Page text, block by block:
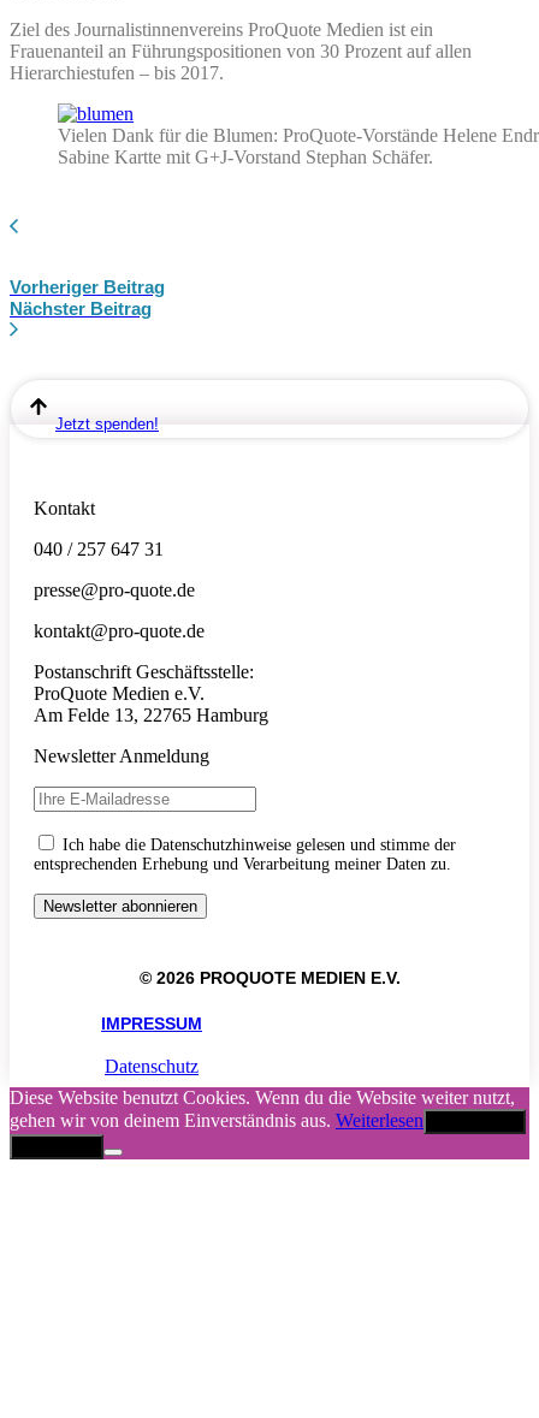
Ziel des Journalistinnenvereins ProQuote Medien ist ein
Frauenanteil an Führungspositionen von 30 Prozent auf allen
Hierarchiestufen – bis 2017.
Vielen Dank für die Blumen: ProQuote-Vorstände Helene
Sabine Kartte mit G+J-Vorstand Stephan Schäfer.
Vorheriger Beitrag
Nächster Beitrag
Jetzt spenden!
Kontakt
040 / 257 647 31
presse@pro-quote.de
kontakt@pro-quote.de
Postanschrift Geschäftsstelle:
ProQuote Medien e.V.
Am Felde 13, 22765 Hamburg
Newsletter Anmeldung
Ich habe die Datenschutzhinweise gelesen und stimme der
entsprechenden Erhebung und Verarbeitung meiner Daten zu.
© 2026 PROQUOTE MEDIEN E.V.
IMPRESSUM
Datenschutz
Diese Website benutzt Cookies. Wenn du die Website weiter nutzt,
gehen wir von deinem Einverständnis aus. Weiterlesen